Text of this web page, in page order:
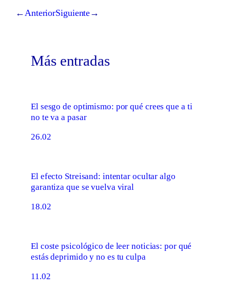
←AnteriorSiguiente→
Más entradas
El sesgo de optimismo: por qué crees que a ti
no te va a pasar
26.02
El efecto Streisand: intentar ocultar algo
garantiza que se vuelva viral
18.02
El coste psicológico de leer noticias: por qué
estás deprimido y no es tu culpa
11.02